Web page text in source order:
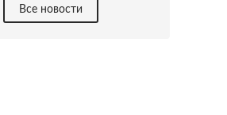
Все новости